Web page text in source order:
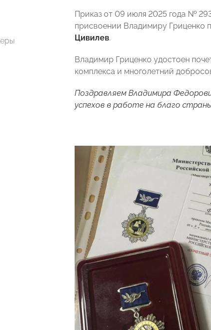
Приказ от 09 июля 2025 года №
присвоении Владимиру Гриценко
Цивилев.
Владимир Гриценко удостоен
комплекса и многолетний
Поздравляем Владимира
успехов в работе на благо